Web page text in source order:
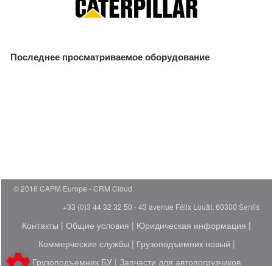
Последнее просматриваемое оборудование
© 2016 CAPM Europe
CRM Cloud
+33 (0)3 44 32 32 50 - 43 avenue Félix Louât, 60300 Senlis
Контакты | Общие условия | Юридическая информация |
Коммерческие службы | Грузоподъемник новый |
Грузоподъемник БУ | Запчасти для автопогрузчиков